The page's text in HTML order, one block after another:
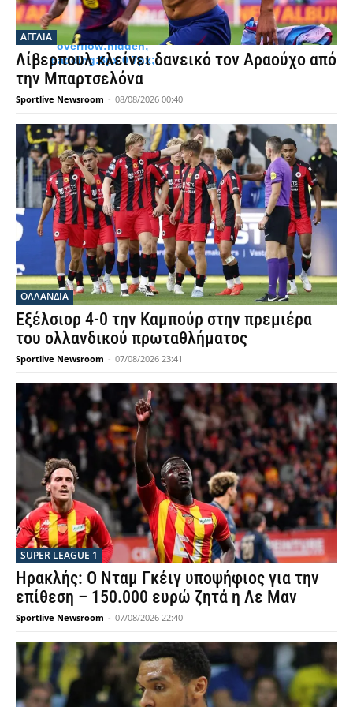
line-height:17px;
margin-bottom:0;
margin-top:8px;
overflow:hidden;
padding:8px 0 7px;
ΑΓΓΛΙΑ
Λίβερπουλ κλείνει δανεικό τον Αραούχο από
την Μπαρτσελόνα
Sportlive Newsroom - 08/08/2026 00:40
OΛΛΑΝΔΊΑ
Εξέλσιορ 4-0 την Καμπούρ στην πρεμιέρα
του ολλανδικού πρωταθλήματος
Sportlive Newsroom - 07/08/2026 23:41
SUPER LEAGUE 1
Ηρακλής: Ο Νταμ Γκέιγ υποψήφιος για την
επίθεση – 150.000 ευρώ ζητά η Λε Μαν
Sportlive Newsroom - 07/08/2026 22:40